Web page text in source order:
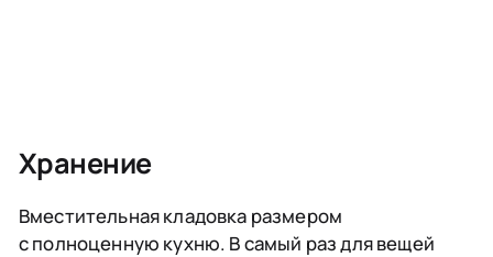
Хранение
Вместительная кладовка размером
с полноценную кухню. В самый раз для вещей